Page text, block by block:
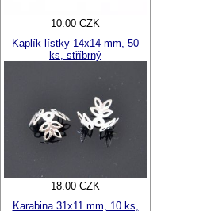
10.00 CZK
Kaplík lístky 14x14 mm, 50
ks, stříbrný
18.00 CZK
Karabina 31x11 mm, 10 ks,